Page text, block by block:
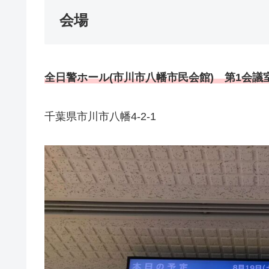
会場
全日警ホール(市川市八幡市民会館) 第1会議
千葉県市川市八幡4-2-1